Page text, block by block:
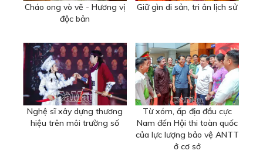
Cháo ong vò vẽ - Hương vị
độc bản
Giữ gìn di sản, tri ân lịch sử
Nghệ sĩ xây dựng thương
hiệu trên môi trường số
Từ xóm, ấp địa đầu cực
Nam đến Hội thi toàn quốc
của lực lượng bảo vệ ANTT
ở cơ sở